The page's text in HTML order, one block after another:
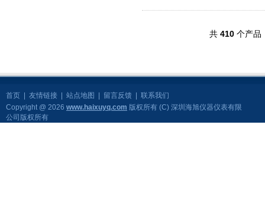
共 410 个产
首页 友情链接 站点地图 留言反馈
联系我们
Copyright @ 2026 www.haixuyq.com 版权所有 (C) 深圳海旭仪器仪表有限
公司版权所有